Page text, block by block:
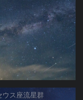
ウス座流星群